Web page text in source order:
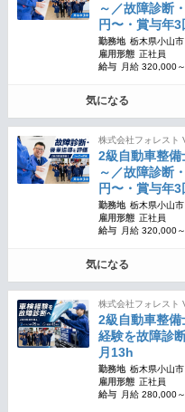
～／故障診断
円〜・賞与年3
勤務地 栃木県小山市
雇用形態 正社員
給与
月給 320,000
気になる
株式会社フォレスト
2級自動車整備
～／故障診断
円〜・賞与年3
勤務地 栃木県小山市
雇用形態 正社員
給与
月給 320,000
気になる
株式会社フォレスト
2級自動車整
経験を故障診
月13h
勤務地 栃木県小山市
雇用形態 正社員
給与
月給 280,000